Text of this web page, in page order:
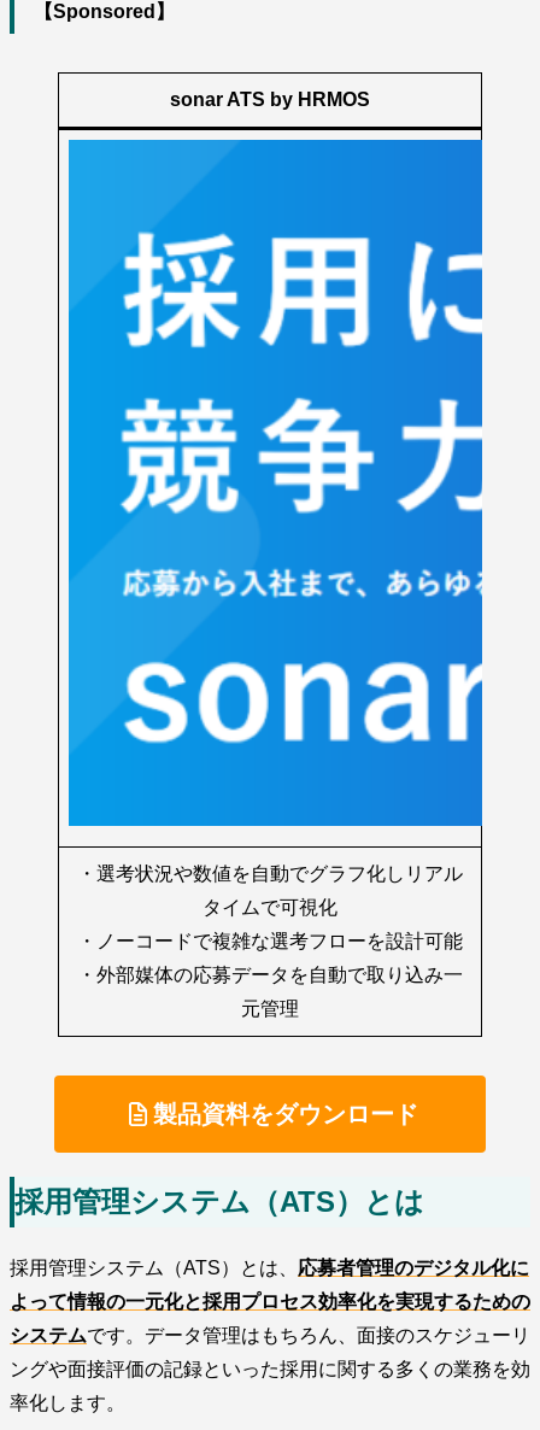
【Sponsored】
sonar ATS by HRMOS
・選考状況や数値を自動でグラフ化しリアル
タイムで可視化
・ノーコードで複雑な選考フローを設計可能
・外部媒体の応募データを自動で取り込み一
元管理
製品資料をダウンロード
採用管理システム（ATS）とは
採用管理システム（ATS）とは、 応募者管理のデジタル化に
よって情報の一元化と採用プロセス効率化を実現するための
システムです。データ管理はもちろん、面接のスケジューリ
ングや面接評価の記録といった採用に関する多くの業務を効
率化します。